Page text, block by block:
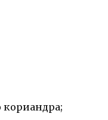
кориандра;